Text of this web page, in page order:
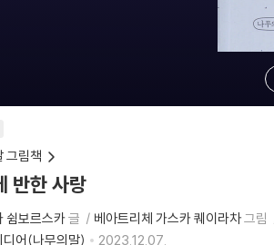
그림책
반한 사랑
쉼보르스카글 베아트리체 가스카 퀘이라차그림
디어(나무의말)
2023.12.07.